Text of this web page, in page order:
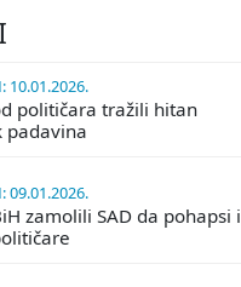
10.01.2026.
političara tražili hitan
padavina
09.01.2026.
zamolili SAD da pohapsi i